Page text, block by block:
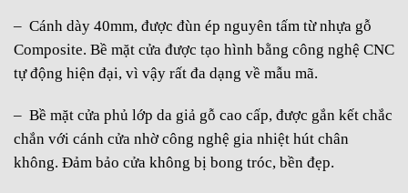
– Cánh dày 40mm, được đùn ép nguyên tấm từ nhựa gỗ
Composite. Bề mặt cửa được tạo hình bằng công nghệ CNC
tự động hiện đại, vì vậy rất đa dạng về mẫu mã.
– Bề mặt cửa phủ lớp da giả gỗ cao cấp, được gắn kết chắc
chắn với cánh cửa nhờ công nghệ gia nhiệt hút chân
không. Đảm bảo cửa không bị bong tróc, bền đẹp.